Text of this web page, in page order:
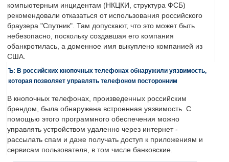
компьютерным инцидентам (НКЦКИ, структура ФСБ)
рекомендовали отказаться от использования российского
браузера "Спутник". Там допускают, что это может быть
небезопасно, поскольку создавшая его компания
обанкротилась, а доменное имя выкуплено компанией из
США.
Ъ: В российских кнопочных телефонах обнаружили уязвимость,
которая позволяет управлять телефоном посторонним
В кнопочных телефонах, произведенных российским
брендом, была обнаружена встроенная уязвимость. С
помощью этого программного обеспечения можно
управлять устройством удаленно через интернет -
рассылать спам и даже получать доступ к приложениям и
сервисам пользователя, в том числе банковские.